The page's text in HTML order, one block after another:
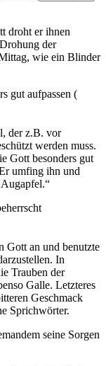
droht er ihnen
der
wie ein Blinder
gut aufpassen (
der z.B. vor
werden muss.
Gott besonders gut
umfing ihn und
Gott an und benutzte
In
Trauben der
Galle. Letzteres
Geschmack
Sprichwörter.
seine Sorgen